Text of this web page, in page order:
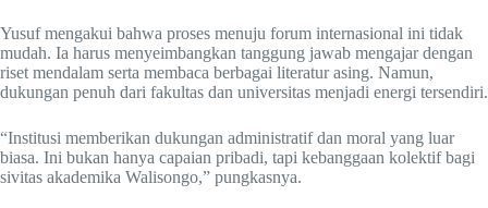
Yusuf mengakui bahwa proses menuju forum internasional ini tidak
mudah. Ia harus menyeimbangkan tanggung jawab mengajar dengan
riset mendalam serta membaca berbagai literatur asing. Namun,
dukungan penuh dari fakultas dan universitas menjadi energi tersendiri.
“Institusi memberikan dukungan administratif dan moral yang luar
biasa. Ini bukan hanya capaian pribadi, tapi kebanggaan kolektif bagi
sivitas akademika Walisongo,” pungkasnya.